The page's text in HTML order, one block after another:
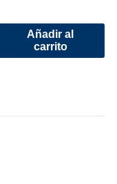
Añadir al
carrito